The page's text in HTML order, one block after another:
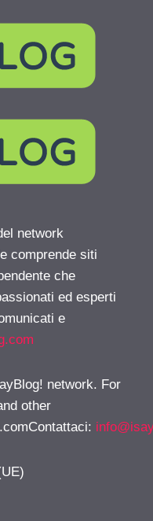
network
comprende siti
che
ed esperti
e
network. For
other
: